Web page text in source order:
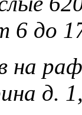
6 до
на
д.